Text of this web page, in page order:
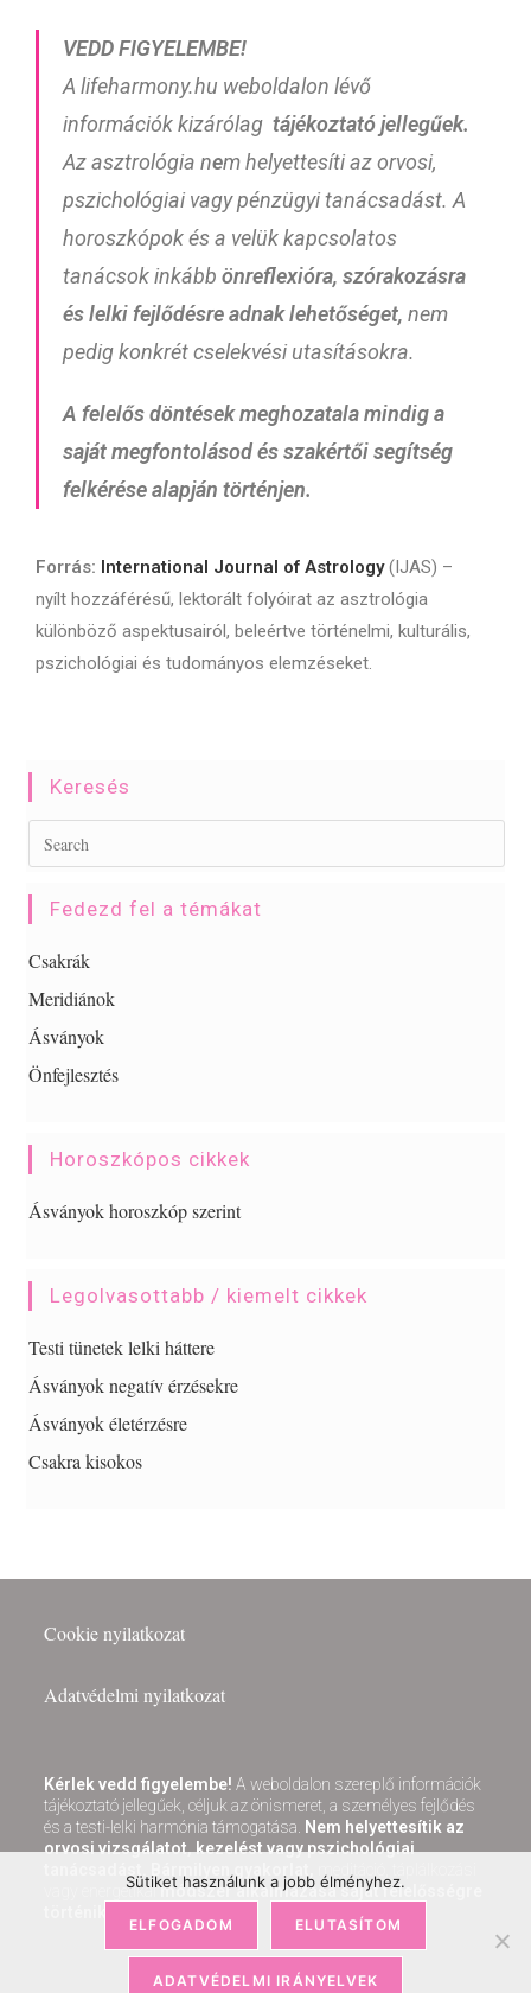
VEDD FIGYELEMBE!
A lifeharmony.hu weboldalon lévő
információk kizárólagtájékoztató jellegűek.
Az asztrológia nem helyettesíti az orvosi,
pszichológiai vagy pénzügyi tanácsadást. A
horoszkópok és a velük kapcsolatos
tanácsok inkábbönreflexióra, szórakozásra
és lelki fejlődésre adnak lehetőséget, nem
pedig konkrét cselekvési utasításokra.
A felelős döntések meghozatala mindig a
saját megfontolásod és szakértői segítség
felkérése alapján történjen.
Forrás: International Journal of Astrology(IJAS) –
nyílt hozzáférésű, lektorált folyóirat az asztrológia
különböző aspektusairól, beleértve történelmi, kulturális,
pszichológiai és tudományos elemzéseket.
Keresés
Fedezd fel a témákat
Csakrák
Meridiánok
Ásványok
Önfejlesztés
Horoszkópos cikkek
Ásványok horoszkóp szerint
Legolvasottabb / kiemelt cikkek
Testi tünetek lelki háttere
Ásványok negatív érzésekre
Ásványok életérzésre
Csakra kisokos
Cookie nyilatkozat
Adatvédelmi nyilatkozat
Kérlek vedd figyelembe! A weboldalon szereplő információk
tájékoztató jellegűek, céljuk az önismeret, a személyes fejlődés
és a testi-lelki harmónia támogatása.
Nem helyettesítik az
orvosi vizsgálatot, kezelést vagy pszichológiai
vagy energetikaimódszer alkalmazása saját felelősségre
Sütiket használunk a jobb élményhez.
ELFOGADOM ELUTASÍTOM
ADATVÉDELMI IRÁNYELVEK